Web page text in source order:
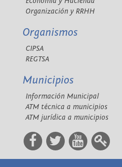
Organización y RRHH
Organismos
CIPSA
REGTSA
Municipios
Información Municipal
ATM técnica a municipios
ATM jurídica a municipios